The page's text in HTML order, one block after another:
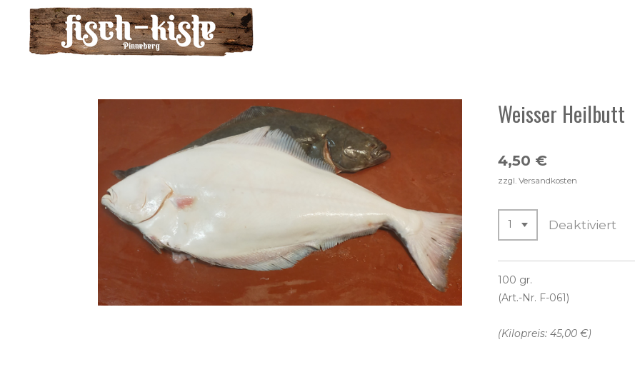
Hauptinhalt
springen
Weisser Heilbutt
4,50 €
zzgl. Versandkosten
Deaktiviert
100 gr.
(Art.-Nr. F-061)
(Kilopreis: 45,00 €)